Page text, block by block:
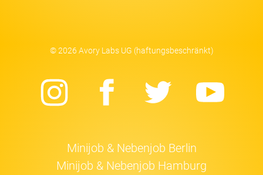
© 2026 Avory Labs UG (haftungsbeschränkt)
Instagram
Facebook
Twitter
Minijob & Nebenjob Berlin
Minijob & Nebenjob Hamburg